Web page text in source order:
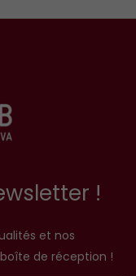
!
et nos
de réception !